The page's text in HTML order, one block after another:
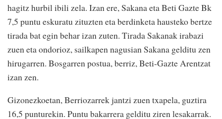
hagitz hurbil ibili zela. Izan ere, Sakana eta Beti Gazte Bk
7,5 puntu eskuratu zituzten eta berdinketa hausteko bertze
tirada bat egin behar izan zuten. Tirada Sakanak irabazi
zuen eta ondorioz, sailkapen nagusian Sakana gelditu zen
hirugarren. Bosgarren postua, berriz, Beti-Gazte Arentzat
izan zen.
Gizonezkoetan, Berriozarrek jantzi zuen txapela, guztira
16,5 punturekin. Puntu bakarrera gelditu ziren lesakarrak.